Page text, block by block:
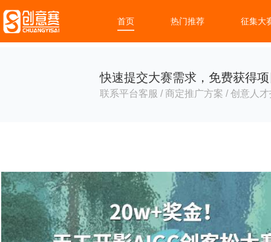
首页 热门推荐 征集大
快速提交大赛需求，免费获得
联系平台客服 / 商定推广方案 / 创意人